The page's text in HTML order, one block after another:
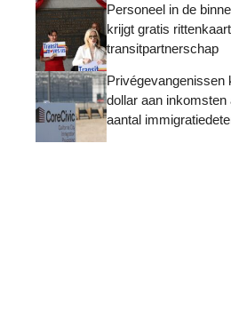
Personeel in de
krijgt gratis
transitpartnerschap
Privégevangenissen
dollar aan inkomsten
aantal